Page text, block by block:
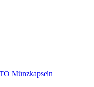
Münzkapseln